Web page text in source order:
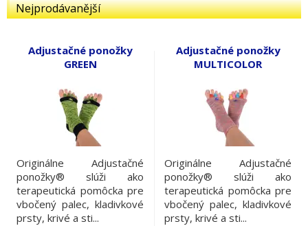
Nejprodávanější
Adjustačné ponožky
GREEN
Originálne Adjustačné
ponožky® slúži ako
terapeutická pomôcka pre
vbočený palec, kladivkové
prsty, krivé a sti...
Adjustačné ponožky
MULTICOLOR
Originálne Adjustačné
ponožky® slúži ako
terapeutická pomôcka pre
vbočený palec, kladivkové
prsty, krivé a sti...